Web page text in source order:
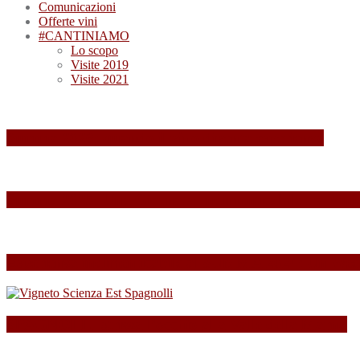
Comunicazioni
Offerte vini
#CANTINIAMO
Lo scopo
Visite 2019
Visite 2021